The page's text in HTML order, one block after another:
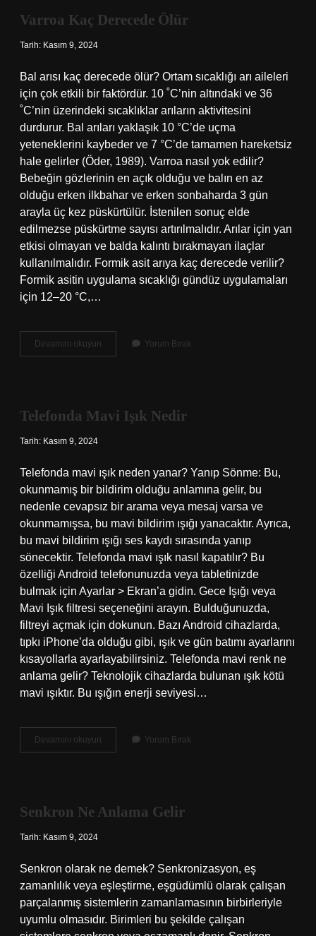
Varroa Kaç Derecede Ölür
Tarih: Kasım 9, 2024
Bal arısı kaç derecede ölür? Ortam sıcaklığı arı aileleri
için çok etkili bir faktördür. 10 ˚C’nin altındaki ve 36
˚C’nin üzerindeki sıcaklıklar arıların aktivitesini
durdurur. Bal arıları yaklaşık 10 °C’de uçma
yeteneklerini kaybeder ve 7 °C’de tamamen hareketsiz
hale gelirler (Öder, 1989). Varroa nasıl yok edilir?
Bebeğin gözlerinin en açık olduğu ve balın en az
olduğu erken ilkbahar ve erken sonbaharda 3 gün
arayla üç kez püskürtülür. İstenilen sonuç elde
edilmezse püskürtme sayısı artırılmalıdır. Arılar için yan
etkisi olmayan ve balda kalıntı bırakmayan ilaçlar
kullanılmalıdır. Formik asit arıya kaç derecede verilir?
Formik asitin uygulama sıcaklığı gündüz uygulamaları
için 12–20 °C,…
Devamını okuyun
Kaç
Yorum Bırak
Telefonda Mavi Işık Nedir
Tarih: Kasım 9, 2024
Telefonda mavi ışık neden yanar? Yanıp Sönme: Bu,
okunmamış bir bildirim olduğu anlamına gelir, bu
nedenle cevapsız bir arama veya mesaj varsa ve
okunmamışsa, bu mavi bildirim ışığı yanacaktır. Ayrıca,
bu mavi bildirim ışığı ses kaydı sırasında yanıp
sönecektir. Telefonda mavi ışık nasıl kapatılır? Bu
özelliği Android telefonunuzda veya tabletinizde
bulmak için Ayarlar > Ekran’a gidin. Gece Işığı veya
Mavi Işık filtresi seçeneğini arayın. Bulduğunuzda,
filtreyi açmak için dokunun. Bazı Android cihazlarda,
tıpkı iPhone’da olduğu gibi, ışık ve gün batımı ayarlarını
kısayollarla ayarlayabilirsiniz. Telefonda mavi renk ne
anlama gelir? Teknolojik cihazlarda bulunan ışık kötü
mavi ışıktır. Bu ışığın enerji seviyesi…
Devamını okuyun Telefonda
Mavi
Yorum Bırak
Senkron Ne Anlama Gelir
Tarih: Kasım 9, 2024
Senkron olarak ne demek? Senkronizasyon, eş
zamanlılık veya eşleştirme, eşgüdümlü olarak çalışan
parçalanmış sistemlerin zamanlamasının birbirleriyle
uyumlu olmasıdır. Birimleri bu şekilde çalışan